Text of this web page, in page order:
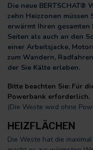
Die neue BERTSCHAT®
zehn Heizzonen
erwärmt Ihren
Seiten als auch an den
einer Arbeitsjacke,
zum Wandern,
der Sie Kälte erleben.
Bitte beachten Sie: Für
Powerbank erforderlich.
(Die Weste wird ohne
HEIZFLÄCHEN
Die Weste hat die